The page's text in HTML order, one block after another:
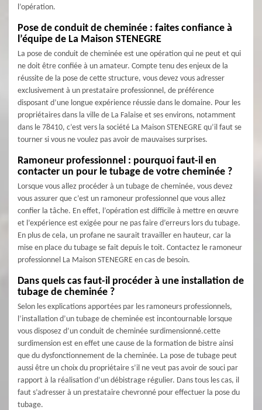
l’opération.
Pose de conduit de cheminée : faites confiance à
l’équipe de La Maison STENEGRE
La pose de conduit de cheminée est une opération qui ne peut et qui
ne doit être confiée à un amateur. Compte tenu des enjeux de la
réussite de la pose de cette structure, vous devez vous adresser
exclusivement à un prestataire professionnel, de préférence
disposant d’une longue expérience réussie dans le domaine. Pour les
propriétaires dans la ville de La Falaise et ses environs, notamment
dans le 78410, c’est vers la société La Maison STENEGRE qu’il faut se
tourner si vous ne voulez pas avoir de mauvaises surprises.
Ramoneur professionnel : pourquoi faut-il en
contacter un pour le tubage de votre cheminée ?
Lorsque vous allez procéder à un tubage de cheminée, vous devez
vous assurer que c’est un ramoneur professionnel que vous allez
confier la tâche. En effet, l’opération est difficile à mettre en œuvre
et l’expérience est exigée pour ne pas faire d’erreurs lors du tubage.
En plus de cela, un profane ne saurait travailler en hauteur, car la
mise en place du tubage se fait depuis le toit. Contactez le ramoneur
professionnel La Maison STENEGRE en cas de besoin.
Dans quels cas faut-il procéder à une installation de
tubage de cheminée ?
Selon les explications apportées par les ramoneurs professionnels,
l’installation d’un tubage de cheminée est incontournable lorsque
vous disposez d’un conduit de cheminée surdimensionné.cette
surdimension est en effet une cause de la formation de bistre ainsi
que du dysfonctionnement de la cheminée. La pose de tubage peut
aussi être un choix du propriétaire s’il ne veut pas avoir de souci par
rapport à la réalisation d’un débistrage régulier. Dans tous les cas, il
faut s’adresser à un prestataire chevronné pour effectuer la pose du
tubage.